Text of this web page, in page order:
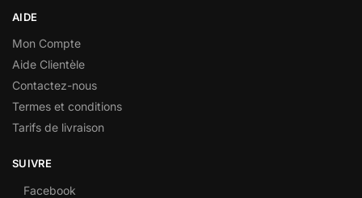
AIDE
Mon Compte
Aide Clientèle
Contactez-nous
Termes et conditions
Tarifs de livraison
SUIVRE
Facebook